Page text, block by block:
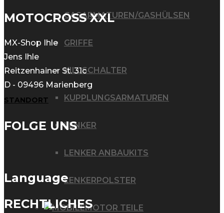
GASARMATUREN/GASHÜLSEN
GRIFFE
KILLSCHALTER
KUPPLUNGSARMATUREN
LENKER
LENKER ANBAUKITS
LENKERPOLSTER
MOTOR TEILE
MOTOCROSS XXL
MX-Shop Ihle
Jens Ihle
Reitzenhainer St. 31c
D - 09496 Marienberg
STANDORT
FOLGE UNS
Language
RECHTLICHES